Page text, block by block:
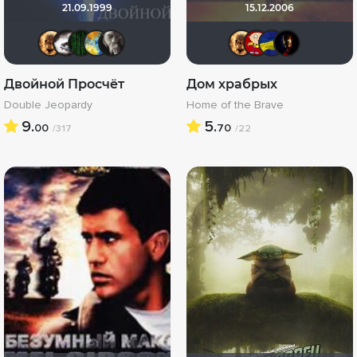
21.09.1999
Leksus81 kolomenk
Двойной Просчёт
Double Jeopardy
9.00 /317
15.12.2006
Дом храбрых
Home of the Brave
5.70 /22